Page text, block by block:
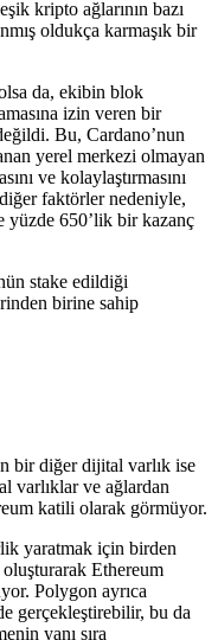
kripto ağlarının bazı
oldukça karmaşık bir
da, ekibin blok
izin veren bir
Bu, Cardano’nun
yerel merkezi olmayan
ve kolaylaştırmasını
faktörler nedeniyle,
yüzde 650’lik bir kazanç
stake edildiği
birine sahip
bir diğer dijital varlık ise
varlıklar ve ağlardan
katili olarak görmüyor.
yaratmak için birden
Ethereum
Polygon ayrıca
gerçekleştirebilir, bu da
yanı sıra